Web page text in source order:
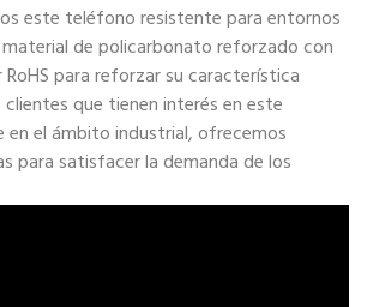
este teléfono resistente para entornos
de policarbonato reforzado con
para reforzar su característica
que tienen interés en este
el ámbito industrial, ofrecemos
para satisfacer la demanda de los